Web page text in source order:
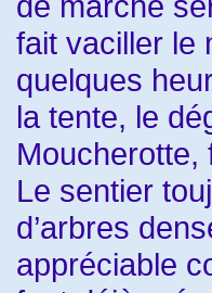
fait vaciller le
quelques
la tente, le
Moucherotte,
Le sentier
d’arbres
appréciable